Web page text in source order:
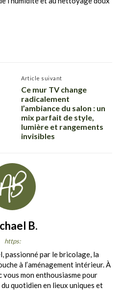
Article suivant
Ce mur TV change
radicalement
l’ambiance du salon : un
mix parfait de style,
lumière et rangements
invisibles
B.
https:
passionné par le bricolage, la
à l’aménagement intérieur. À
vous mon enthousiasme pour
quotidien en lieux uniques et